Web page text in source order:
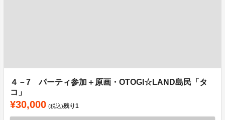
４－7 パーティ参加＋原画・OTOGI☆LAND島民「タ
コ」
¥30,000 (税込)残り1